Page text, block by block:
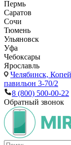
Пермь
Саратов
Сочи
Тюмень
Ульяновск
Уфа
Чебоксары
Ярославль
Челябинск,
павильон 3-70/2
8 (800) 500-00-22
Обратный звонок